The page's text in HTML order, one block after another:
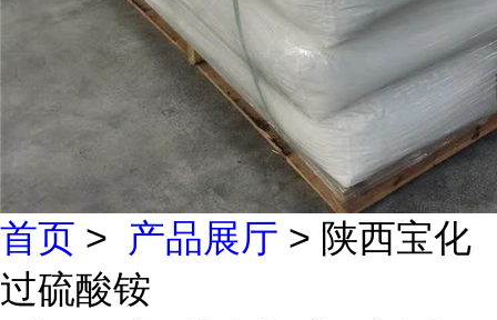
首页 > 产品展厅 > 陕西宝化
过硫酸铵